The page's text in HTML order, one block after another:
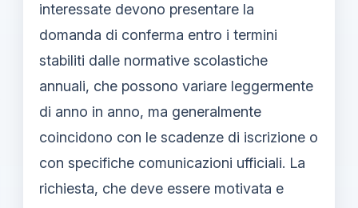
interessate devono presentare la
domanda di conferma entro i termini
stabiliti dalle normative scolastiche
annuali, che possono variare leggermente
di anno in anno, ma generalmente
coincidono con le scadenze di iscrizione o
con specifiche comunicazioni ufficiali. La
richiesta, che deve essere motivata e